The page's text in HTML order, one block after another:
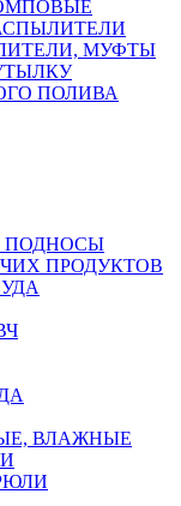
МУФТЫ
ПОЛИВА
ПОДНОСЫ
ПРОДУКТОВ
ВЛАЖНЫЕ